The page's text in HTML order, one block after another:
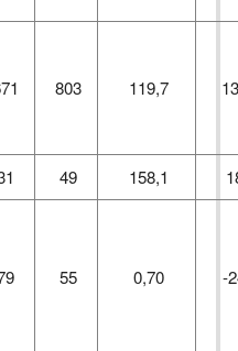
803 119,7
49 158,1
55 0,70 -